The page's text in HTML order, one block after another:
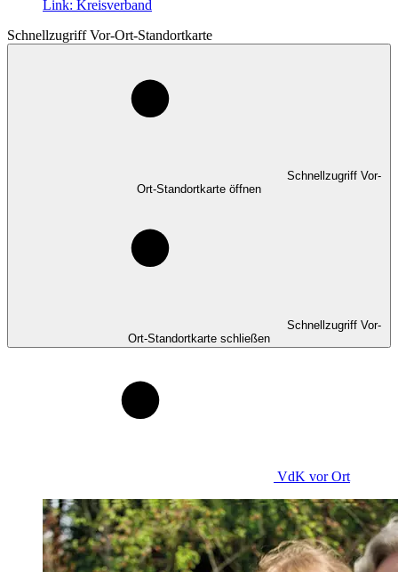
Link: Kreisverband
Schnellzugriff Vor-Ort-Standortkarte
Schnellzugriff Vor-
Ort-Standortkarte öffnen
Schnellzugriff Vor-
Ort-Standortkarte schließen
VdK vor Ort